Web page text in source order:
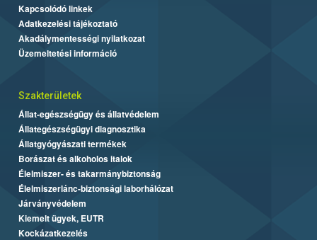
Kapcsolódó linkek
Adatkezelési tájékoztató
Akadálymentességi nyilatkozat
Üzemeltetési információ
Szakterületek
Állat-egészségügy és állatvédelem
Állategészségügyi diagnosztika
Állatgyógyászati termékek
Borászat és alkoholos italok
Élelmiszer- és takarmánybiztonság
Élelmiszerlánc-biztonsági laborhálózat
Járványvédelem
Kiemelt ügyek, EUTR
Kockázatkezelés